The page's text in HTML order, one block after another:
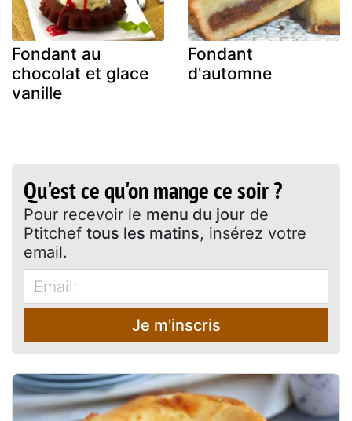
Fondant au
chocolat et glace
vanille
Fondant
d'automne
Qu'est ce qu'on mange ce soir ?
Pour recevoir le menu du jour de
Ptitchef tous les matins, insérez votre
email.
Je m'inscris